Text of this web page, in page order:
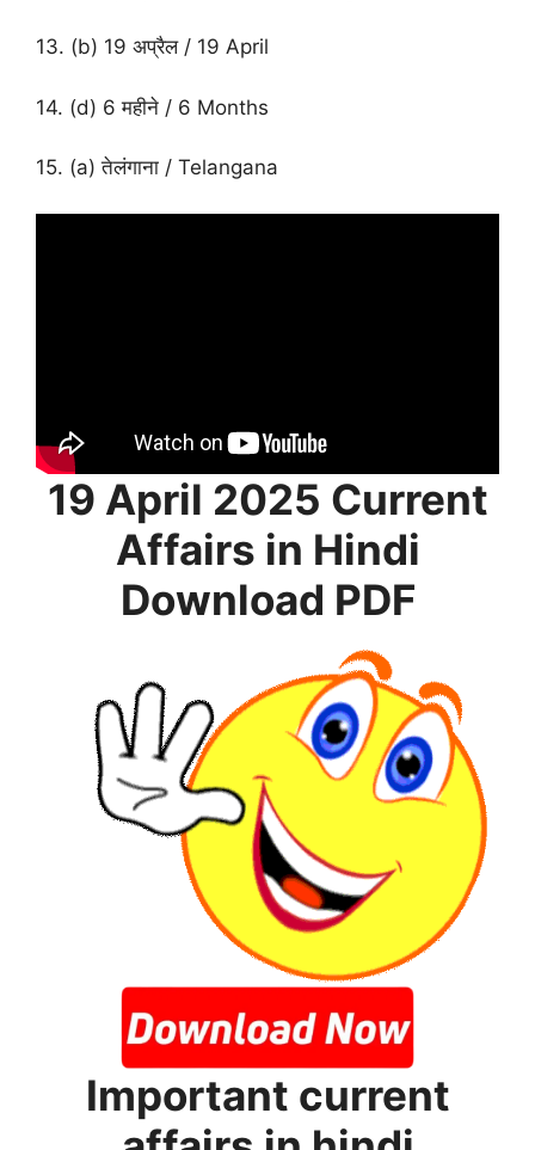
13. (b) 19 अप्रैल / 19 April
14. (d) 6 महीने / 6 Months
15. (a) तेलंगाना / Telangana
19 April 2025 Current
Affairs in Hindi
Download PDF
Important current